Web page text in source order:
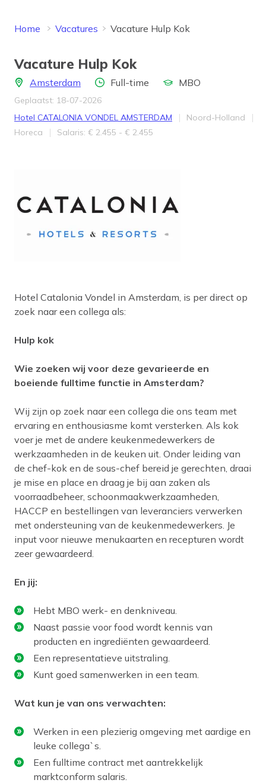
Home Vacatures Vacature Hulp Kok
Vacature Hulp Kok
LocatieAmsterdam Aantal uren
Full-time Opleidingsniveau
MBO
Geplaatst: 18-07-2026
Bedrijf
Hotel CATALONIA VONDEL AMSTERDAM Provincie
Noord-Holland
Werkveld
Horeca Salaris
Salaris: € 2.455 - € 2.455
Hotel Catalonia Vondel in Amsterdam, is per direct op
zoek naar een collega als:
Hulp kok
Wie zoeken wij voor deze gevarieerde en
boeiende fulltime functie in Amsterdam?
Wij zijn op zoek naar een collega die ons team met
ervaring en enthousiasme komt versterken. Als kok
voer je met de andere keukenmedewerkers de
werkzaamheden in de keuken uit. Onder leiding van
de chef-kok en de sous-chef bereid je gerechten, draai
je mise en place en draag je bij aan zaken als
voorraadbeheer, schoonmaakwerkzaamheden,
HACCP en bestellingen van leveranciers verwerken
met ondersteuning van de keukenmedewerkers. Je
input voor nieuwe menukaarten en recepturen wordt
zeer gewaardeerd.
En jij:
Hebt MBO werk- en denkniveau.
Naast passie voor food wordt kennis van
producten en ingrediënten gewaardeerd.
Een representatieve uitstraling.
Kunt goed samenwerken in een team.
Wat kun je van ons verwachten:
Werken in een plezierig omgeving met aardige en
leuke collega`s.
Een fulltime contract met aantrekkelijk
marktconform salaris.